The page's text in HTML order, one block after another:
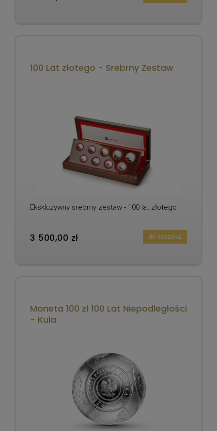
100 Lat złotego - Srebrny Zestaw
Ekskluzywny srebrny zestaw - 100 lat złotego
3 500,00 zł do koszyka
Moneta 100 zł 100 Lat Niepodległości
- Kula